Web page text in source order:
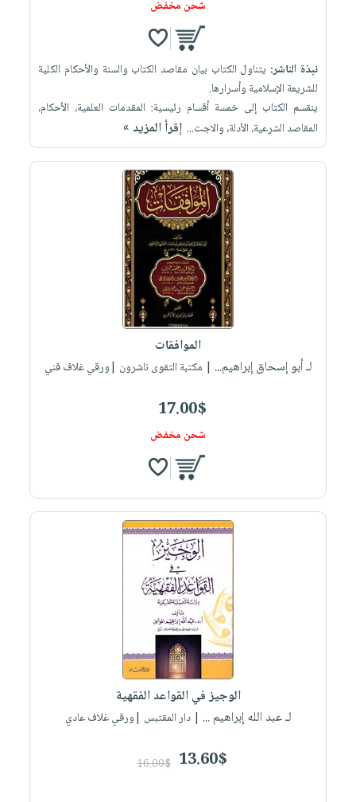
شحن مخفض
نبذة الناشر: يتناول الكتاب بيان مقاصد الكتاب والسنة والأحكام الكلية
للشريعة الإسلامية وأسرارها.
ينقسم الكتاب إلى خمسة أقسام رئيسية: المقدمات العلمية، الأحكام،
المقاصد الشرعية، الأدلة، والاجت... إقرأ المزيد »
الموافقات
لـ أبو إسحاق إبراهيم... | مكتبة التقوى ناشرون |ورقي غلاف فني
17.00$
شحن مخفض
الوجيز في القواعد الفقهية
لـ عبد الله إبراهيم ... | دار المقتبس |ورقي غلاف عادي
13.60$
16.00$